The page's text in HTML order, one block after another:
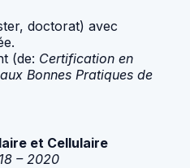
doctorat) avec
(de: Certification en
Bonnes Pratiques de
et Cellulaire
– 2020